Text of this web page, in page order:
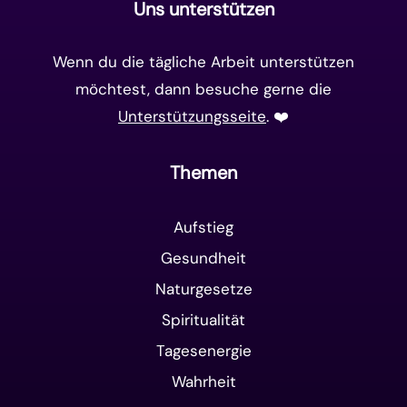
Uns unterstützen
Wenn du die tägliche Arbeit unterstützen
möchtest, dann besuche gerne die
Unterstützungsseite. ❤️️
Themen
Aufstieg
Gesundheit
Naturgesetze
Spiritualität
Tagesenergie
Wahrheit